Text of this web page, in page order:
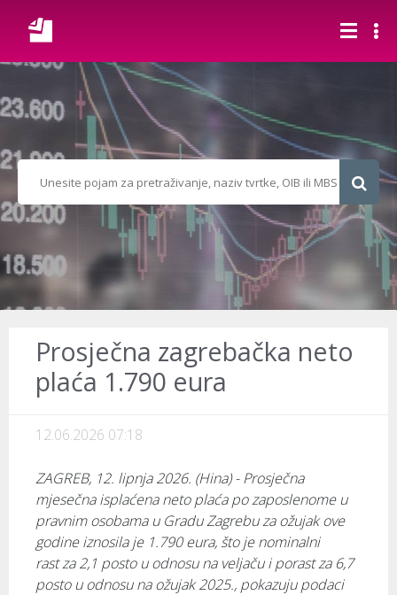
Prosječna zagrebačka neto
plaća 1.790 eura
12.06.2026 07:18
ZAGREB, 12. lipnja 2026. (Hina) - Prosječna
mjesečna isplaćena neto plaća po zaposlenome u
pravnim osobama u Gradu Zagrebu za ožujak ove
godine iznosila je 1.790 eura, što je nominalni
rast za 2,1 posto u odnosu na veljaču i porast za 6,7
posto u odnosu na ožujak 2025., pokazuju podaci